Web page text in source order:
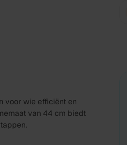
voor wie efficiënt en
van 44 cm biedt